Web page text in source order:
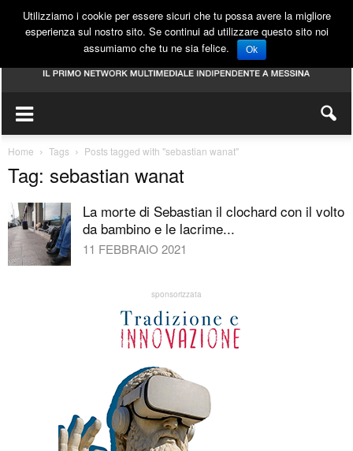
Home Tags Posts tagged with "sebastian wanat"
Tag: sebastian wanat
La morte di Sebastian il clochard con il volto
da bambino e le lacrime...
11 FEBBRAIO 2021
sponsorizzata
Utilizziamo i cookie per essere sicuri che tu possa avere la migliore
esperienza sul nostro sito. Se continui ad utilizzare questo sito noi
assumiamo che tu ne sia felice.
Ok